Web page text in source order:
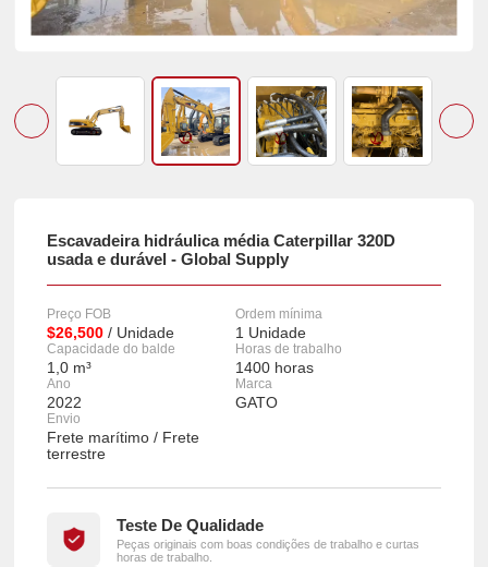
Escavadeira hidráulica média Caterpillar 320D
usada e durável - Global Supply
Preço FOB
$26,500 / Unidade
Ordem mínima
1 Unidade
Capacidade do balde
1,0 m³
Horas de trabalho
1400 horas
Ano
2022
Marca
GATO
Envio
Frete marítimo / Frete
terrestre
Teste De Qualidade
Peças originais com boas condições de trabalho e curtas
horas de trabalho.